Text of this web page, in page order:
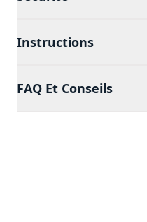
Instructions
FAQ Et Conseils